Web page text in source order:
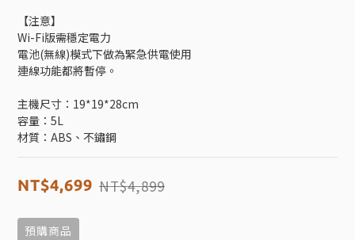
【注意】
Wi-Fi版需穩定電力
電池(無線)模式下做為緊急供電使用
連線功能都將暫停。
主機尺寸：19*19*28cm
容量：5L
材質：ABS、不鏽鋼
NT$4,699 NT$4,899
預購商品